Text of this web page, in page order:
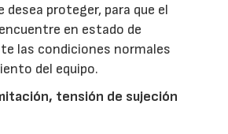
desea proteger, para que el
en estado de
las condiciones normales
del equipo.
tensión de sujeción